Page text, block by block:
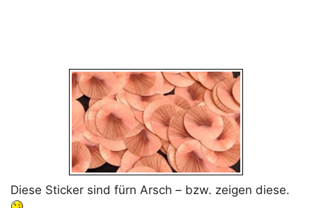
Diese Sticker sind fürn Arsch – bzw. zeigen diese.